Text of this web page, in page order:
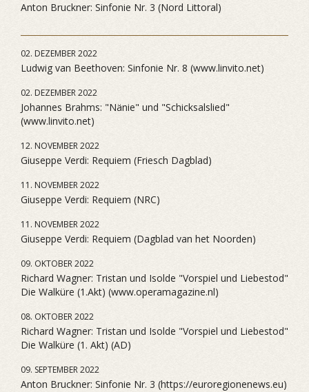
Anton Bruckner: Sinfonie Nr. 3 (Nord Littoral)
02. DEZEMBER 2022
Ludwig van Beethoven: Sinfonie Nr. 8 (www.linvito.net)
02. DEZEMBER 2022
Johannes Brahms: "Nänie" und "Schicksalslied"
(www.linvito.net)
12. NOVEMBER 2022
Giuseppe Verdi: Requiem (Friesch Dagblad)
11. NOVEMBER 2022
Giuseppe Verdi: Requiem (NRC)
11. NOVEMBER 2022
Giuseppe Verdi: Requiem (Dagblad van het Noorden)
09. OKTOBER 2022
Richard Wagner: Tristan und Isolde "Vorspiel und Liebestod"
Die Walküre (1.Akt) (www.operamagazine.nl)
08. OKTOBER 2022
Richard Wagner: Tristan und Isolde "Vorspiel und Liebestod"
Die Walküre (1. Akt) (AD)
09. SEPTEMBER 2022
Anton Bruckner: Sinfonie Nr. 3 (https://euroregionenews.eu)